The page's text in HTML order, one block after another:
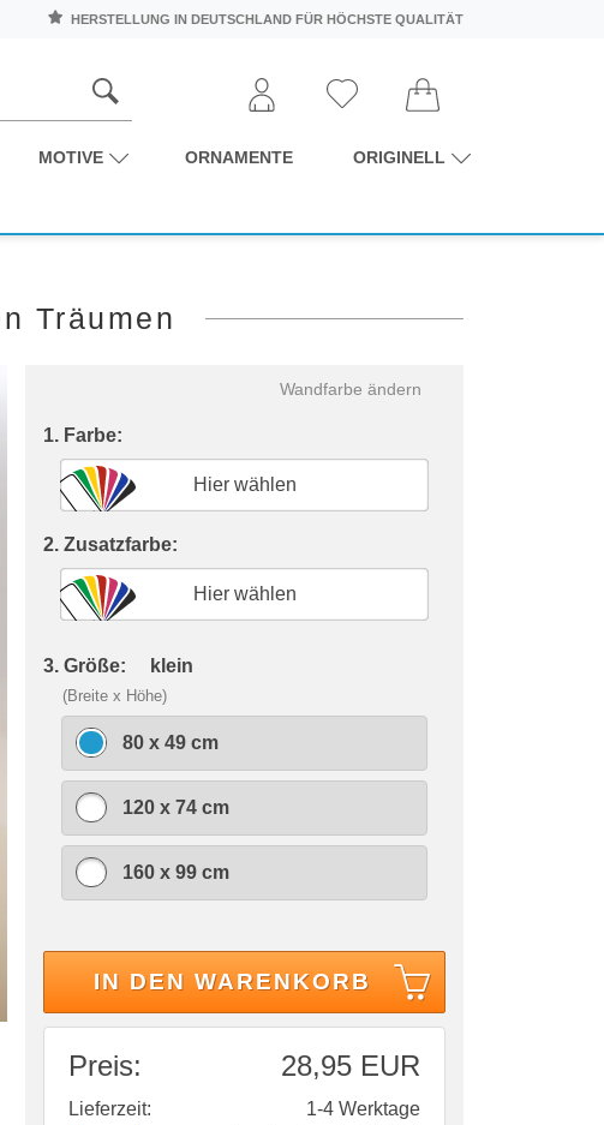
HERSTELLUNG IN DEUTSCHLAND FÜR HÖCHSTE QUALITÄT
MOTIVE ORNAMENTE ORIGINELL
Träumen
Wandfarbe ändern
1. Farbe:
Hier wählen
2. Zusatzfarbe:
Hier wählen
3. Größe: klein
(Breite x Höhe)
80 x 49 cm
120 x 74 cm
160 x 99 cm
IN DEN WARENKORB
Preis: 28,95 EUR
Lieferzeit:
1-4 Werktage